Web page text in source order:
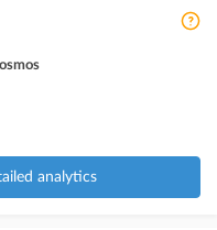
analytics